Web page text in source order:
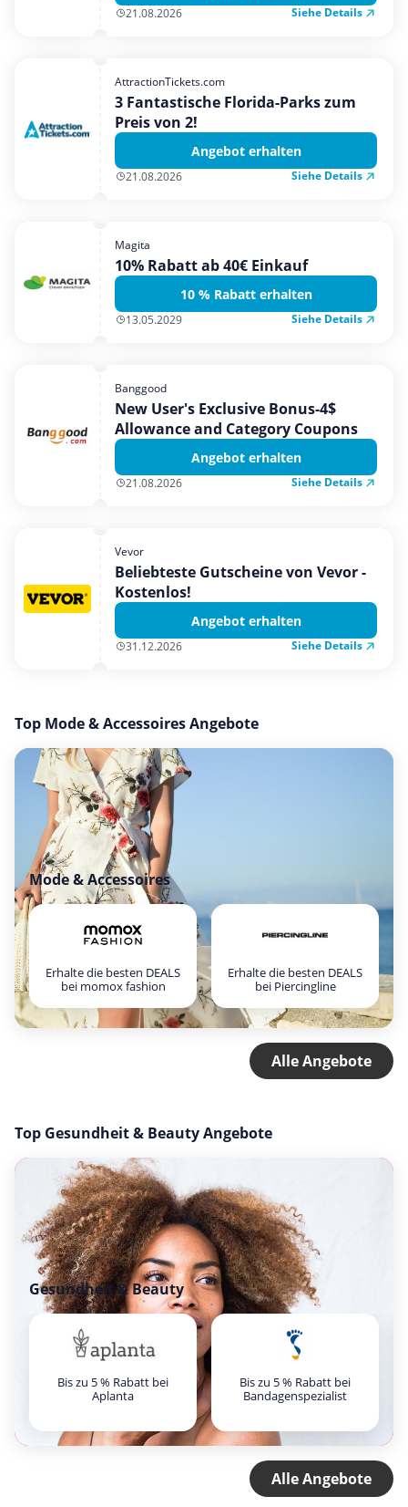
21.08.2026 Siehe Details
AttractionTickets.com
3 Fantastische Florida-Parks zum
Preis von 2!
Angebot erhalten
21.08.2026 Siehe Details
Magita
10% Rabatt ab 40€ Einkauf
10 % Rabatt erhalten
13.05.2029 Siehe Details
Banggood
New User's Exclusive Bonus-4$
Allowance and Category Coupons
Angebot erhalten
21.08.2026 Siehe Details
Vevor
Beliebteste Gutscheine von Vevor -
Kostenlos!
Angebot erhalten
31.12.2026 Siehe Details
Top Mode & Accessoires Angebote
Mode & Accessoires
Erhalte die besten DEALS
bei momox fashion
Erhalte die besten DEALS
bei Piercingline
Alle Angebote
Top Gesundheit & Beauty Angebote
Gesundheit & Beauty
Bis zu 5 % Rabatt bei
Aplanta
Bis zu 5 % Rabatt bei
Bandagenspezialist
Alle Angebote